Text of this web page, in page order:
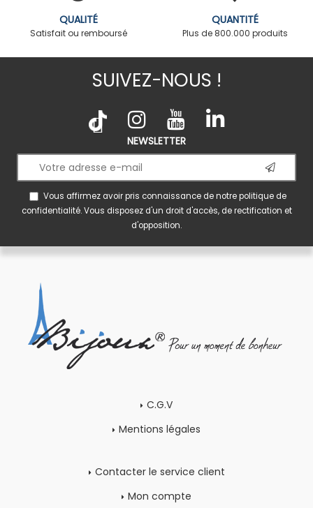
QUALITÉ
Satisfait ou remboursé
QUANTITÉ
Plus de 800.000 produits
SUIVEZ-NOUS !
NEWSLETTER
Vous affirmez avoir pris connaissance de notrepolitique de
confidentialité. Vous disposez d'un droit d'accès, de rectification et
d'opposition.
C.G.V
Mentions légales
Contacter le service client
Mon compte